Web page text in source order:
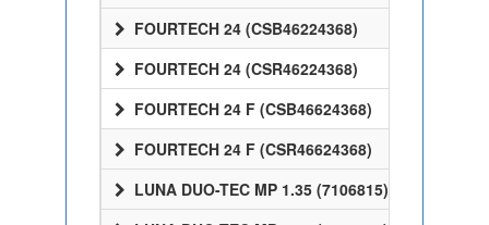
FOURTECH 24 (CSB46224368)
FOURTECH 24 (CSR46224368)
FOURTECH 24 F (CSB46624368)
FOURTECH 24 F (CSR46624368)
LUNA DUO-TEC MP 1.35 (7106815)